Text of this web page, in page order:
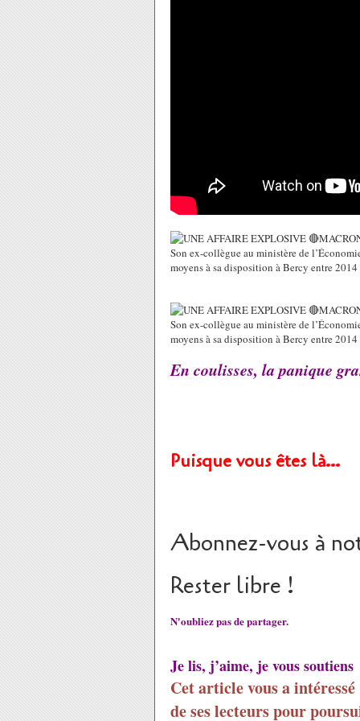
En coulisses, la panique
Puisque vous êtes là…
Abonnez-vous à
Rester libre !
N'oubliez pas de partager.
Je lis, j’aime, je vous soutiens
Cet article vous a
de ses lecteurs pour